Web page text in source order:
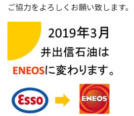
ご協力をよろしくお願い致します。